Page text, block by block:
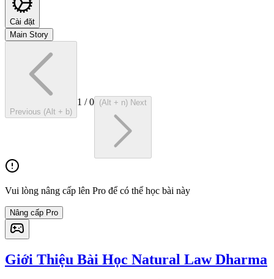
Cài đặt
Main Story
Previous (Alt + b)
1 /0 (Alt + n) Next
Vui lòng nâng cấp lên Pro để có thể học bài này
Nâng cấp Pro
Giới Thiệu Bài Học Natural Law Dharma